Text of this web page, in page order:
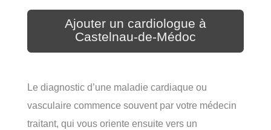
Ajouter un cardiologue à
Castelnau-de-Médoc
Le diagnostic d’une maladie cardiaque ou
vasculaire commence souvent par votre médecin
traitant, qui vous oriente ensuite vers un